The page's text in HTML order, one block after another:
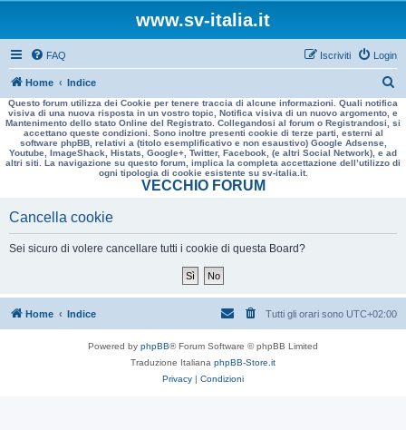
www.sv-italia.it
FAQ Login
Iscriviti
Home Indice
e
r
a
Questo forum utilizza dei Cookie per tenere traccia di alcune informazioni. Quali notifica
visiva di una nuova risposta in un vostro topic, Notifica visiva di un nuovo argomento, e
Mantenimento dello stato Online del Registrato. Collegandosi al forum o Registrandosi, si
accettano queste condizioni. Sono inoltre presenti cookie di terze parti, esterni al
software phpBB, relativi a (titolo esemplificativo e non esaustivo) Google Adsense,
Youtube, ImageShack, Histats, Google+, Twitter, Facebook, (e altri Social Network), e ad
altri siti. La navigazione su questo forum, implica la completa accettazione dell’utilizzo di
ogni tipologia di cookie esistente su sv-italia.it.
VECCHIO FORUM
Cancella cookie
Sei sicuro di volere cancellare tutti i cookie di questa Board?
Home Indice Tutti gli orari sono UTC+02:00
Powered by phpBB® Forum Software © phpBB Limited
Traduzione Italiana phpBB-Store.it
Privacy | Condizioni